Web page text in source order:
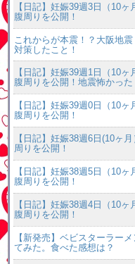
【日記】妊娠39週3日（10ヶ
腹周りを公開！
これからが本震！？大阪地
対策したこと！
【日記】妊娠39週1日（10ヶ
腹周りを公開！地震怖かった
【日記】妊娠39週0日（10ヶ
腹周りを公開！
【日記】妊娠38週6日(10ヶ
周りを公開！
【日記】妊娠38週5日（10ヶ
腹周りを公開！
【日記】妊娠38週4日（10ヶ
腹周りを公開！
【新発売】ベビスターラー
てみた。食べた感想は？